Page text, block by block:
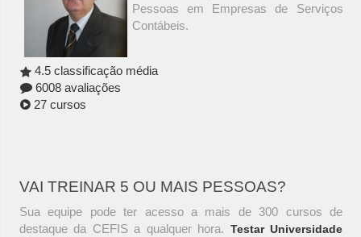
Pessoas em Empresas de Serviços
Contábeis.
4.5 classificação média
6008 avaliações
27 cursos
VAI TREINAR 5 OU MAIS PESSOAS?
Sua equipe pode ter acesso a mais de 300 cursos de
destaque da CEFIS a qualquer hora. Testar Universidade